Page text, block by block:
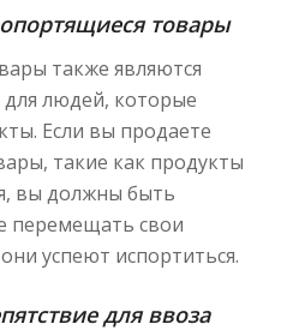
товары
также являются
людей, которые
Если вы продаете
такие как продукты
вы должны быть
перемещать свои
успеют испортиться.
для ввоза